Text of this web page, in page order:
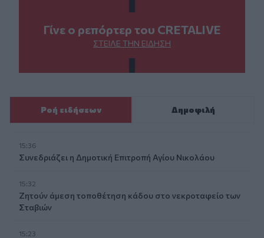
Γίνε ο ρεπόρτερ του CRETALIVE
ΣΤΕΊΛΕ ΤΗΝ ΕΊΔΗΣΗ
Ροή ειδήσεων Δημοφιλή
15:36
Συνεδριάζει η Δημοτική Επιτροπή Αγίου Νικολάου
15:32
Ζητούν άμεση τοποθέτηση κάδου στο νεκροταφείο των
Σταβιών
15:23